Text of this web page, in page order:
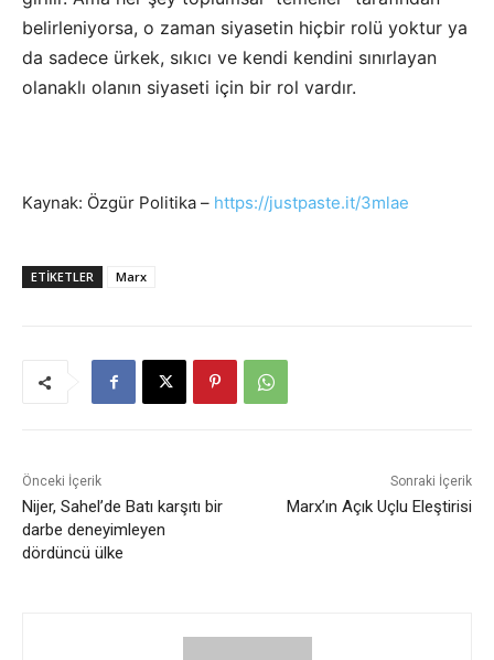
belirleniyorsa, o zaman siyasetin hiçbir rolü yoktur ya
da sadece ürkek, sıkıcı ve kendi kendini sınırlayan
olanaklı olanın siyaseti için bir rol vardır.
Kaynak: Özgür Politika – https://justpaste.it/3mlae
ETIKETLER Marx
Önceki İçerik
Nijer, Sahel’de Batı karşıtı bir
darbe deneyimleyen
dördüncü ülke
Sonraki İçerik
Marx’ın Açık Uçlu Eleştirisi